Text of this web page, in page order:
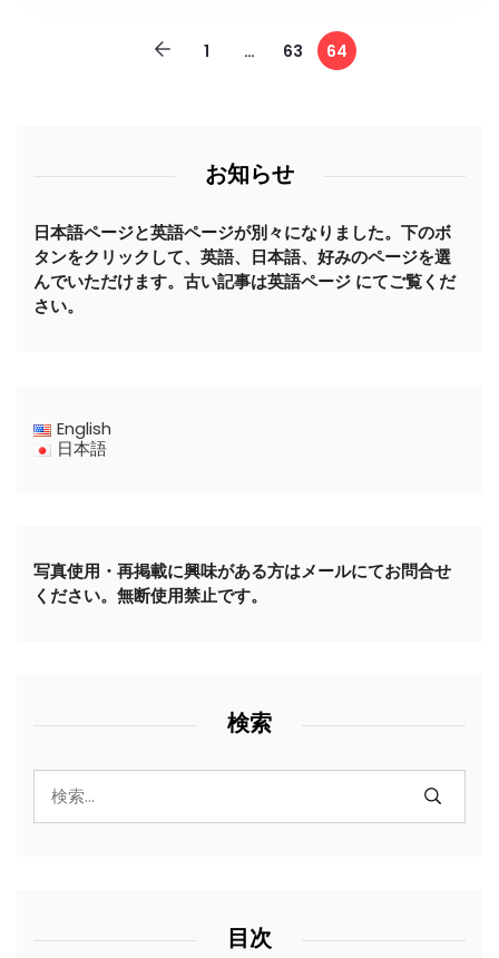
1 … 63 64
お知らせ
日本語ページと英語ページが別々になりました。下のボ
タンをクリックして、英語、日本語、好みのページを選
んでいただけます。古い記事は英語ページ にてご覧くだ
さい。
English
日本語
写真使用・再掲載に興味がある方はメールにてお問合せ
ください。無断使用禁止です。
検索
目次